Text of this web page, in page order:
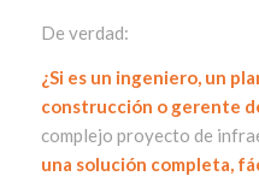
De verdad:
¿Si es un ingeniero, un
construcción o gerente
complejo proyecto de
una solución completa,